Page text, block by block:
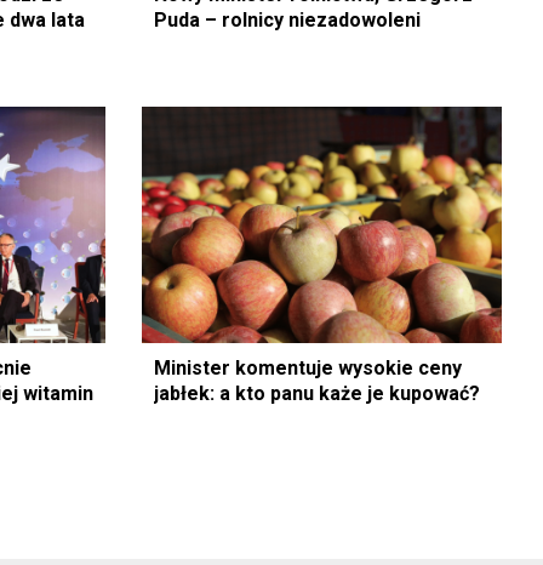
dwa lata
Puda – rolnicy niezadowoleni
witamin
Minister komentuje wysokie ceny
jabłek: a kto panu każe je kupować?